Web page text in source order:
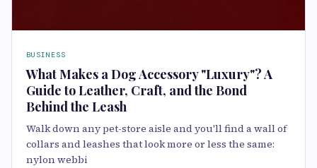
BUSINESS
What Makes a Dog Accessory "Luxury"? A
Guide to Leather, Craft, and the Bond
Behind the Leash
Walk down any pet-store aisle and you'll find a wall of
collars and leashes that look more or less the same:
nylon webbi